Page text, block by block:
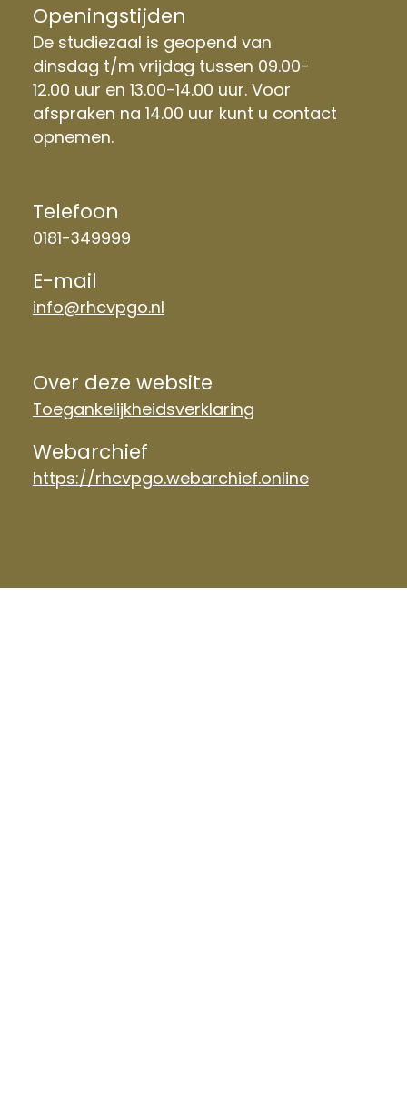
Openingstijden
De studiezaal is geopend van
dinsdag t/m vrijdag tussen 09.00-
12.00 uur en 13.00-14.00 uur. Voor
afspraken na 14.00 uur kunt u contact
opnemen.
Telefoon
0181-349999
E-mail
info@rhcvpgo.nl
Over deze website
Toegankelijkheidsverklaring
Webarchief
https://rhcvpgo.webarchief.online